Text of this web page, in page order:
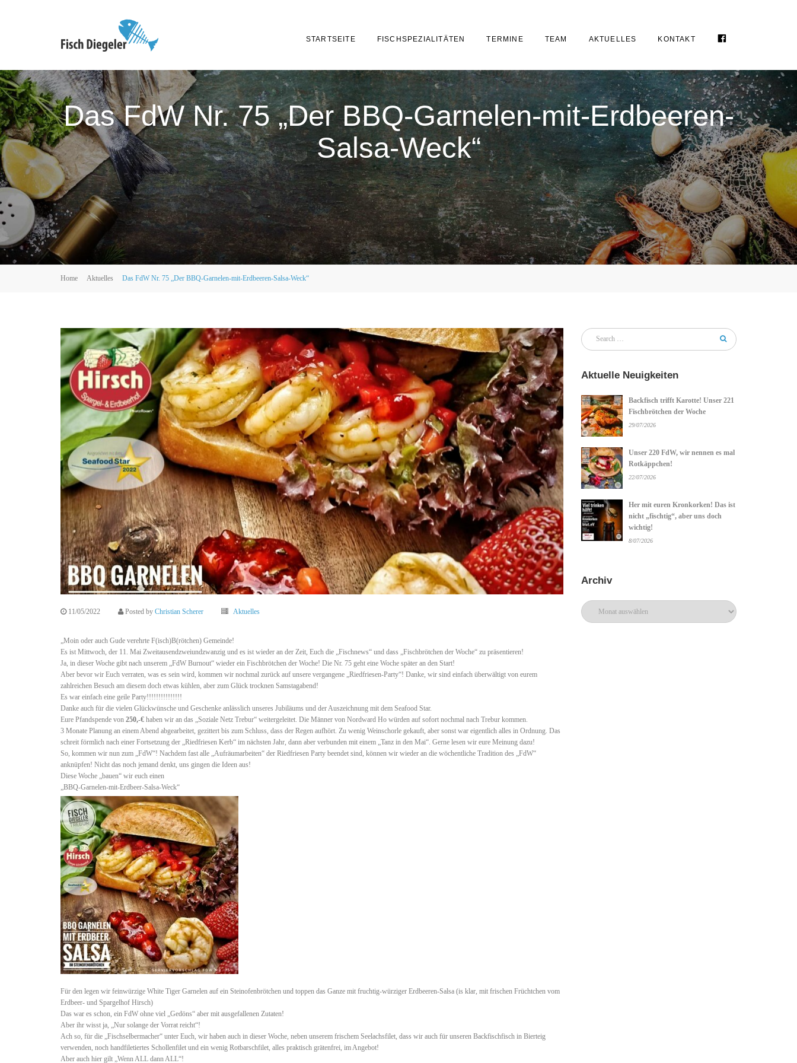
STARTSEITE FISCHSPEZIALITÄTEN TERMINE TEAM AKTUELLES KONTAKT
Das FdW Nr. 75 „Der BBQ-Garnelen-mit-Erdbeeren-
Salsa-Weck“
Home Aktuelles Das FdW Nr. 75 „Der BBQ-Garnelen-mit-Erdbeeren-Salsa-Weck“
11/05/2022 Posted by Christian Scherer Aktuelles
„Moin oder auch Gude verehrte F(isch)B(rötchen) Gemeinde!
Es ist Mittwoch, der 11. Mai Zweitausendzweiundzwanzig und es ist wieder an der Zeit, Euch die „Fischnews“ und dass „Fischbrötchen der Woche“ zu präsentieren!
Ja, in dieser Woche gibt nach unserem „FdW Burnout“ wieder ein Fischbrötchen der Woche! Die Nr. 75 geht eine Woche später an den Start!
Aber bevor wir Euch verraten, was es sein wird, kommen wir nochmal zurück auf unsere vergangene „Riedfriesen-Party“! Danke, wir sind einfach überwältigt von eurem
zahlreichen Besuch am diesem doch etwas kühlen, aber zum Glück trocknen Samstagabend!
Es war einfach eine geile Party!!!!!!!!!!!!!!!
Danke auch für die vielen Glückwünsche und Geschenke anlässlich unseres Jubiläums und der Auszeichnung mit dem Seafood Star.
Eure Pfandspende von 250,-€ haben wir an das „Soziale Netz Trebur“ weitergeleitet. Die Männer von Nordward Ho würden auf sofort nochmal nach Trebur kommen.
3 Monate Planung an einem Abend abgearbeitet, gezittert bis zum Schluss, dass der Regen aufhört. Zu wenig Weinschorle gekauft, aber sonst war eigentlich alles in Ordnung. Das
schreit förmlich nach einer Fortsetzung der „Riedfriesen Kerb“ im nächsten Jahr, dann aber verbunden mit einem „Tanz in den Mai“. Gerne lesen wir eure Meinung dazu!
So, kommen wir nun zum „FdW“! Nachdem fast alle „Aufräumarbeiten“ der Riedfriesen Party beendet sind, können wir wieder an die wöchentliche Tradition des „FdW“
anknüpfen! Nicht das noch jemand denkt, uns gingen die Ideen aus!
Diese Woche „bauen“ wir euch einen
„BBQ-Garnelen-mit-Erdbeer-Salsa-Weck“
Für den legen wir feinwürzige White Tiger Garnelen auf ein Steinofenbrötchen und toppen das Ganze mit fruchtig-würziger Erdbeeren-Salsa (is klar, mit frischen Früchtchen vom
Erdbeer- und Spargelhof Hirsch)
Das war es schon, ein FdW ohne viel „Gedöns“ aber mit ausgefallenen Zutaten!
Aber ihr wisst ja, „Nur solange der Vorrat reicht“!
Ach so, für die „Fischselbermacher“ unter Euch, wir haben auch in dieser Woche, neben unserem frischem Seelachsfilet, dass wir auch für unseren Backfischfisch in Bierteig
verwenden, noch handfiletiertes Schollenfilet und ein wenig Rotbarschfilet, alles praktisch grätenfrei, im Angebot!
Aber auch hier gilt „Wenn ALL dann ALL“!
Aktuelle Neuigkeiten
Backfisch trifft Karotte! Unser 221
Fischbrötchen der Woche
29/07/2026
Unser 220 FdW, wir nennen es mal
Rotkäppchen!
22/07/2026
Her mit euren Kronkorken! Das ist
nicht „fischtig“, aber uns doch
wichtig!
8/07/2026
Archiv
Archiv